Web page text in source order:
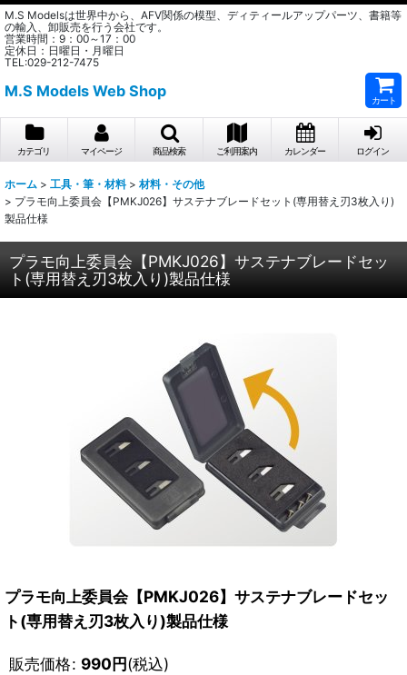
M.S Modelsは世界中から、AFV関係の模型、ディティールアップパーツ、書籍等
の輸入、卸販売を行う会社です。
営業時間：9：00～17：00
定休日：日曜日・月曜日
TEL:029-212-7475
M.S Models Web Shop
カート
カテゴリ マイページ 商品検索 ご利用案内 カレンダー ログイン
ホーム > 工具・筆・材料 > 材料・その他
> プラモ向上委員会【PMKJ026】サステナブレードセット(専用替え刃3枚入り)
製品仕様
プラモ向上委員会【PMKJ026】サステナブレードセッ
ト(専用替え刃3枚入り)製品仕様
プラモ向上委員会【PMKJ026】サステナブレードセッ
ト(専用替え刃3枚入り)製品仕様
販売価格: 990円(税込)